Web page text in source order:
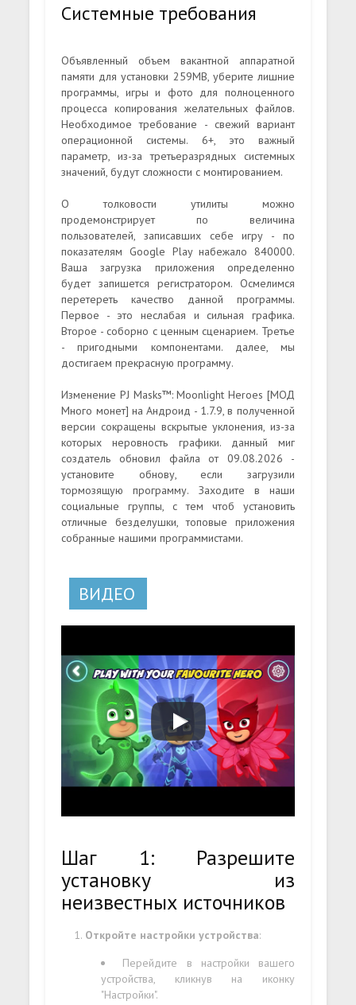
Системные требования
Объявленный объем вакантной аппаратной
памяти для установки 259MB, уберите лишние
программы, игры и фото для полноценного
процесса копирования желательных файлов.
Необходимое требование - свежий вариант
операционной системы. 6+, это важный
параметр, из-за третьеразрядных системных
значений, будут сложности с монтированием.
О толковости утилиты можно
продемонстрирует по величина
пользователей, записавших себе игру - по
показателям Google Play набежало 840000.
Ваша загрузка приложения определенно
будет запишется регистратором. Осмелимся
перетереть качество данной программы.
Первое - это неслабая и сильная графика.
Второе - соборно с ценным сценарием. Третье
- пригодными компонентами. далее, мы
достигаем прекрасную программу.
Изменение PJ Masks™: Moonlight Heroes [МОД
Много монет] на Андроид - 1.7.9, в полученной
версии сокращены вскрытые уклонения, из-за
которых неровность графики. данный миг
создатель обновил файла от 09.08.2026 -
установите обнову, если загрузили
тормозящую программу. Заходите в наши
социальные группы, с тем чтоб установить
отличные безделушки, топовые приложения
собранные нашими программистами.
ВИДЕО
Шаг 1: Разрешите
установку из
неизвестных источников
Откройте настройки устройства:
Перейдите в настройки вашего
устройства, кликнув на иконку
"Настройки".